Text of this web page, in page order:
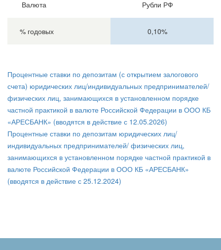
Валюта Рубли РФ
% годовых 0,10%
Процентные ставки по депозитам (с открытием залогового
счета) юридических лиц/индивидуальных предпринимателей/
физических лиц, занимающихся в установленном порядке
частной практикой в валюте Российской Федерации в ООО КБ
«АРЕСБАНК» (вводятся в действие с 12.05.2026)
Процентные ставки по депозитам юридических лиц/
индивидуальных предпринимателей/ физических лиц,
занимающихся в установленном порядке частной практикой в
валюте Российской Федерации в ООО КБ «АРЕСБАНК»
(вводятся в действие с 25.12.2024)